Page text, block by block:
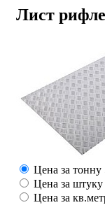
Лист
Цена за тонну
Цена за штуку
Цена за